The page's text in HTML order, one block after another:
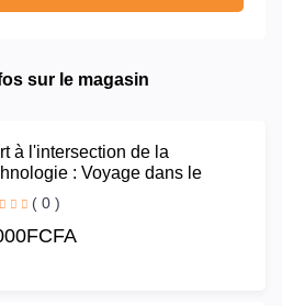
sur le magasin
à l'intersection de la
: Voyage dans le
Digital
( 0 )